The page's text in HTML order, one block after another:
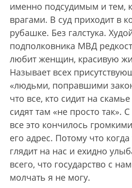
именно подсудимым и тем,
врагами. В суд приходит в
рубашке. Без галстука.
подполковника МВД
любит женщин, красивую
Называет всех
«людьми, поправшими
что все, кто сидит на
сидят там «не просто так».
все это кончилось
его адрес. Потому что
глядит на нас и ехидно
всего, что государство с
молчать я не могу.